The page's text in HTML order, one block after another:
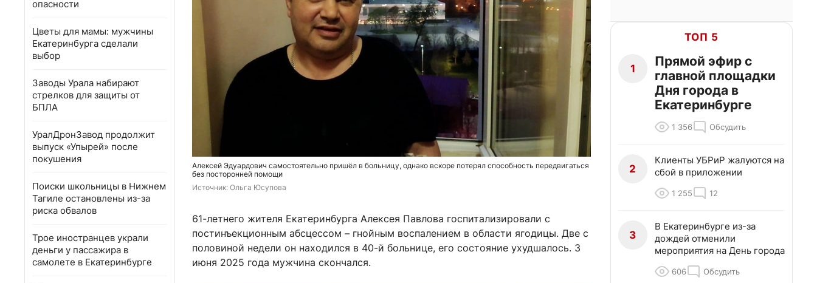
опасности
Цветы для мамы: мужчины
Екатеринбурга сделали
выбор
Заводы Урала набирают
стрелков для защиты от
БПЛА
УралДронЗавод продолжит
выпуск «Упырей» после
покушения
Поиски школьницы в Нижнем
Тагиле остановлены из-за
риска обвалов
Трое иностранцев украли
деньги у пассажира в
самолете в Екатеринбурге
Алексей Эдуардович самостоятельно пришёл в больницу, однако вскоре потерял способность передвигаться
без посторонней помощи
Источник: Ольга Юсупова
61-летнего жителя Екатеринбурга Алексея Павлова госпитализировали с
постинъекционным абсцессом – гнойным воспалением в области ягодицы. Две с
половиной недели он находился в 40-й больнице, его состояние ухудшалось. 3
июня 2025 года мужчина скончался.
ТОП 5
1
Прямой эфир с
главной площадки
Дня города в
Екатеринбурге
1 356 Обсудить
2
Клиенты УБРиР жалуются на
сбой в приложении
1 255 12
3
В Екатеринбурге из-за
дождей отменили
мероприятия на День города
606 Обсудить